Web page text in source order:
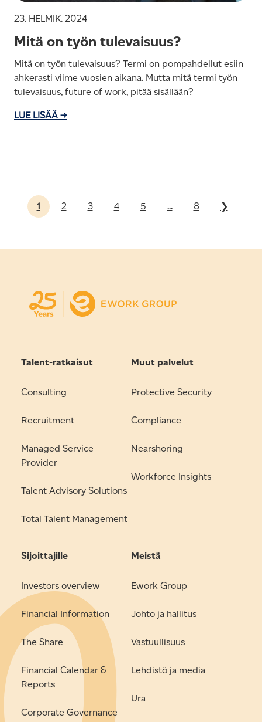
23. HELMIK. 2024
Mitä on työn tulevaisuus?
Mitä on työn tulevaisuus? Termi on pompahdellut esiin
ahkerasti viime vuosien aikana. Mutta mitä termi työn
tulevaisuus, future of work, pitää sisällään?
LUE LISÄÄ →
1 2 3 4 5 ... 8 ❯
Talent-ratkaisut
Consulting
Recruitment
Managed Service
Provider
Talent Advisory Solutions
Total Talent Management
Muut palvelut
Protective Security
Compliance
Nearshoring
Workforce Insights
Sijoittajille
Investors overview
Financial Information
The Share
Financial Calendar &
Reports
Corporate Governance
Meistä
Ework Group
Johto ja hallitus
Vastuullisuus
Lehdistö ja media
Ura